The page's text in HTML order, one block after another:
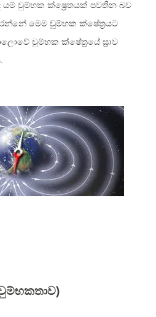
චුම්භක ක්ෂ්‍රෙතයක් පවතින බව
මෙම චුම්භක ක්ෂේත්‍රයට
චුම්භක ක්ෂේත්‍රයේ ස්‍රාව
.
)